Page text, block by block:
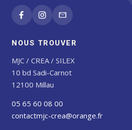
NOUS TROUVER
MJC / CREA / SILEX
10 bd Sadi-Carnot
12100 Millau
05 65 60 08 00
contactmjc-crea@orange.fr